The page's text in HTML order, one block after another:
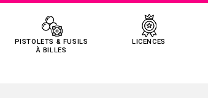
PISTOLETS & FUSILS
À BILLES
LICENCES